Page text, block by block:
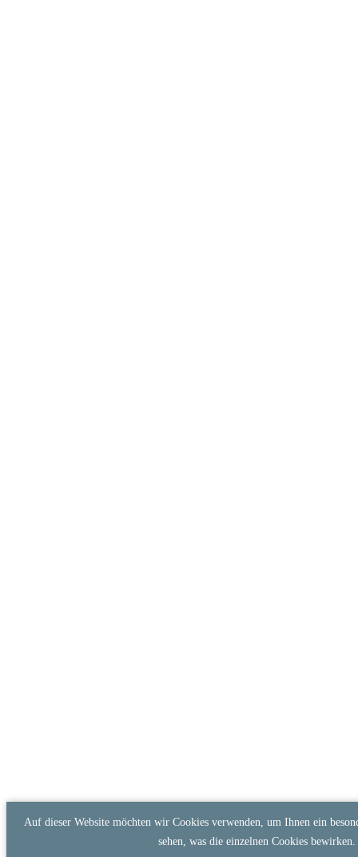
Auf dieser Website möchten wir Cookies verwenden, um Ihnen ein
sehen, was die einzelnen Cookies